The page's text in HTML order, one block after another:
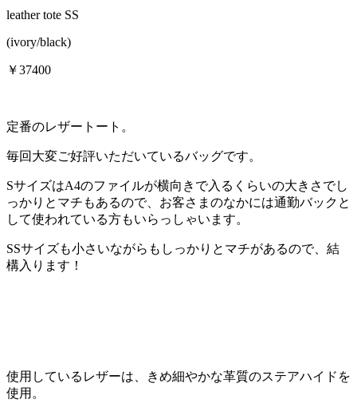
leather tote SS
(ivory/black)
￥37400
定番のレザートート。
毎回大変ご好評いただいているバッグです。
SサイズはA4のファイルが横向きで入るくらいの大きさでし
っかりとマチもあるので、お客さまのなかには通勤バックと
して使われている方もいらっしゃいます。
SSサイズも小さいながらもしっかりとマチがあるので、結
構入ります！
使用しているレザーは、きめ細やかな革質のステアハイドを
使用。